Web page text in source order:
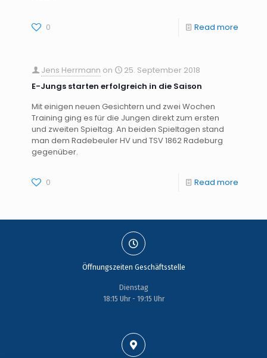
0 Read more
Jens Herrmann on
25. September 2018
E-Jungs starten erfolgreich in die Saison
Mit einigen neuen Gesichtern und zwei Wochen
Training ging es für die Jungen direkt zum ersten
und zweiten Spieltag. An beiden Spieltagen stand
man dem Radebeuler HV und TSV 1862 Radeburg
gegenüber.
0 Read more
Öffnungszeiten Geschäftsstelle
Dienstag
18:15 Uhr - 19:15 Uhr